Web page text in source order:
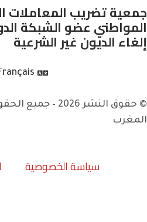
جمعية تضريب المعاملات
المواطني عضو الشبكة
إلغاء الديون غير الشرعية
© حقوق النشر
المغرب
سياسة الخصوصية